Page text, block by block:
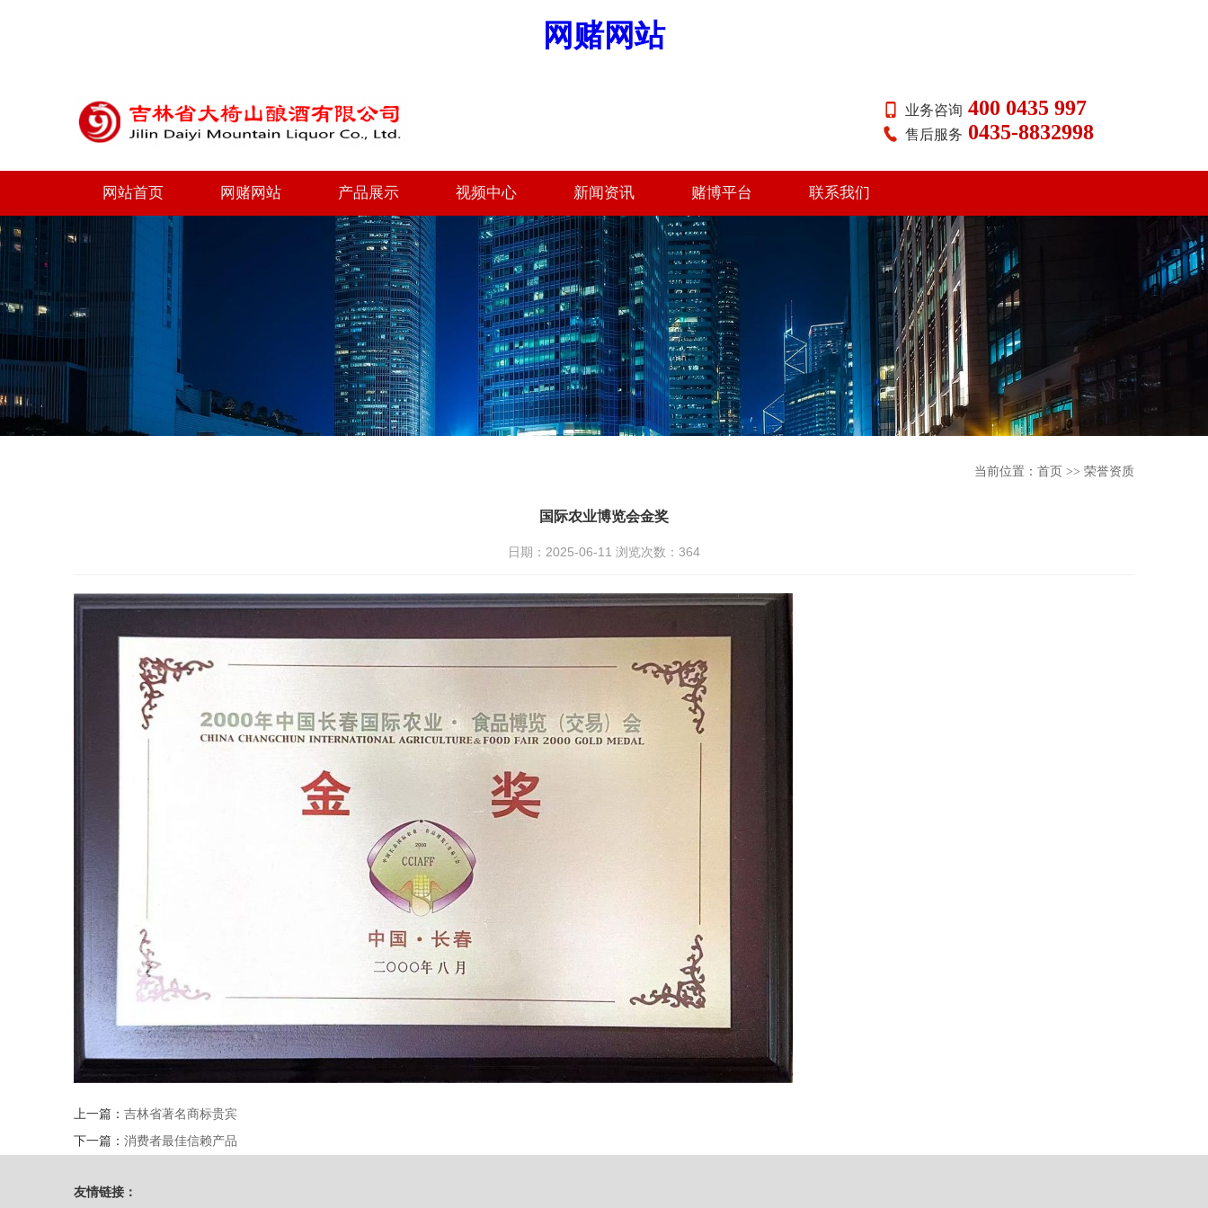
网赌网站
业务咨询 400 0435 997
售后服务 0435-8832998
网站首页 网赌网站 产品展示 视频中心 新闻资讯 赌博平台 联系我们
当前位置： 首页 >> 荣誉资质
国际农业博览会金奖
日期：2025-06-11 浏览次数： 364
上一篇： 吉林省著名商标贵宾
下一篇： 消费者最佳信赖产品
友情链接：